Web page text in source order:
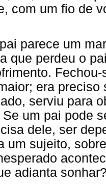
com um fio de
parece um
que perdeu o
era
serviu para
um pai pode
dele, ser
um sujeito,
adianta